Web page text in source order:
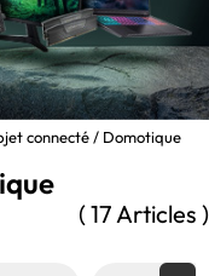
connecté / Domotique
( 17 Articles )